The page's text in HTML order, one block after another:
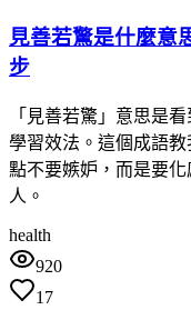
見善若驚是什麼意
步
「見善若驚」意思是
學習效法。這個成語
點不要嫉妒，而是要
人。
health
920
17